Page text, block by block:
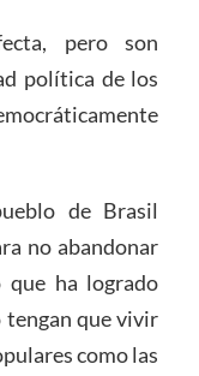
pero son
política de los
de Brasil
no abandonar
que ha logrado
tengan que vivir
como las